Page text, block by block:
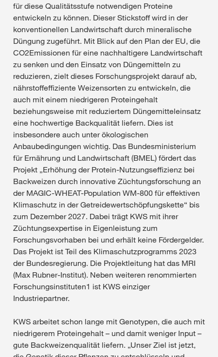
für diese Qualitätsstufe notwendigen Proteine
entwickeln zu können. Dieser Stickstoff wird in der
konventionellen Landwirtschaft durch mineralische
Düngung zugeführt. Mit Blick auf den Plan der EU, die
CO2Emissionen für eine nachhaltigere Landwirtschaft
zu senken und den Einsatz von Düngemitteln zu
reduzieren, zielt dieses Forschungsprojekt darauf ab,
nährstoffeffiziente Weizensorten zu entwickeln, die
auch mit einem niedrigeren Proteingehalt
beziehungsweise mit reduziertem Düngemitteleinsatz
eine hochwertige Backqualität liefern. Dies ist
insbesondere auch unter ökologischen
Anbaubedingungen wichtig. Das Bundesministerium
für Ernährung und Landwirtschaft (BMEL) fördert das
Projekt „Erhöhung der Protein-Nutzungseffizienz bei
Backweizen durch innovative Züchtungsforschung an
der MAGIC-WHEAT-Population WM-800 für effektiven
Klimaschutz in der Getreidewertschöpfungskette“ bis
zum Dezember 2027. Dabei trägt KWS mit ihrer
Züchtungsexpertise in Eigenleistung zum
Forschungsvorhaben bei und erhält keine Fördergelder.
Das Projekt ist Teil des Klimaschutzprogramms 2023
der Bundesregierung. Die Projektleitung hat das MRI
(Max Rubner-Institut). Neben weiteren renommierten
Forschungsinstituten1 ist KWS einziger
Industriepartner.
KWS arbeitet schon lange mit Genotypen, die auch mit
niedrigerem Proteingehalt – und damit weniger Input –
gute Backweizenqualität liefern. „Unser Ziel ist jetzt,